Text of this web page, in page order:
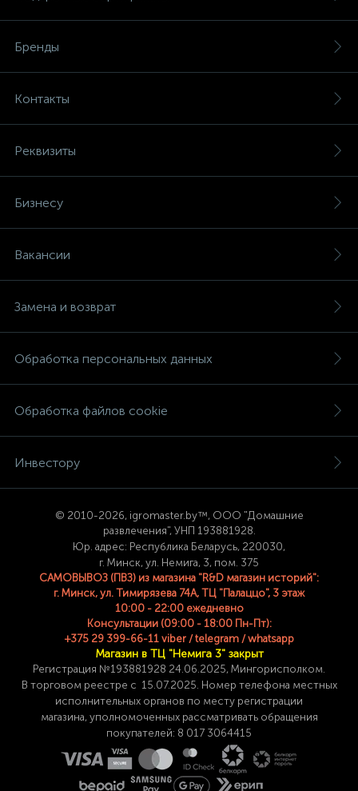
Бренды
Контакты
Реквизиты
Бизнесу
Вакансии
Замена и возврат
Обработка персональных данных
Обработка файлов cookie
Инвестору
© 2010-2026, igromaster.by™, ООО "Домашние
развлечения", УНП 193881928.
Юр. адрес: Республика Беларусь, 220030,
г. Минск, ул. Немига, 3, пом. 375
САМОВЫВОЗ (ПВЗ) из магазина "R&D магазин историй":
г. Минск, ул. Тимирязева 74A, ТЦ "Палаццо", 3 этаж
10:00 - 22:00 ежедневно
Консультации (09:00 - 18:00 Пн-Пт):
+375 29 399-66-11 viber / telegram / whatsapp
Магазин в ТЦ "Немига 3" закрыт
Регистрация №193881928 24 .06.2025, Мингорисполком.
В торговом реестре с 15.07.2025. Номер телефона местных
исполнительных органов по месту регистрации
магазина,уполномоченных рассматривать обращения
покупателей: 8 017 3064415